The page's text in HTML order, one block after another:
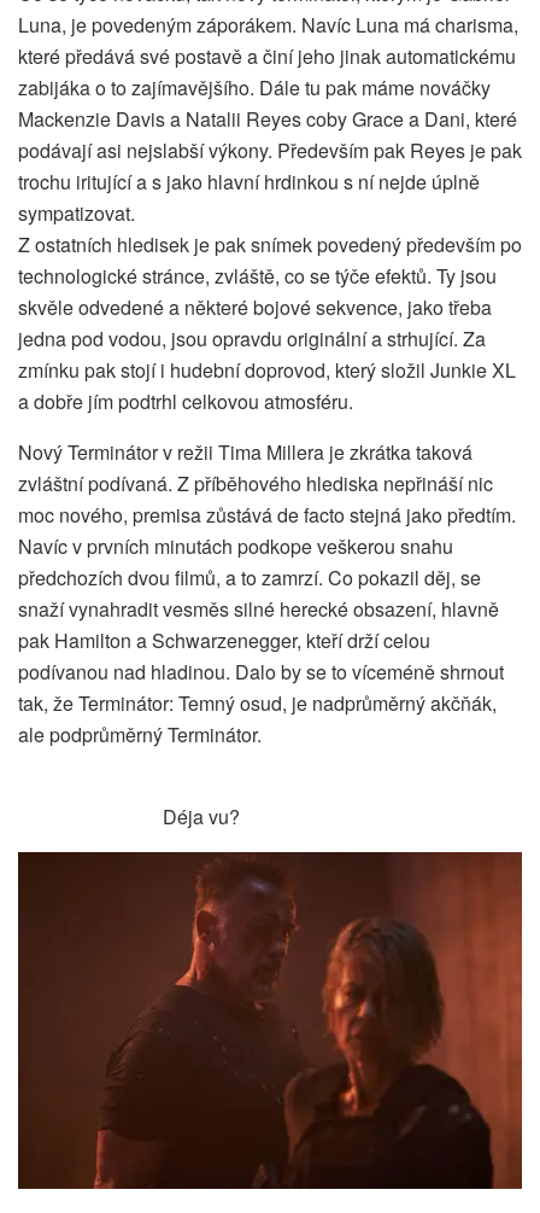
Luna, je povedeným záporákem. Navíc Luna má charisma,
které předává své postavě a činí jeho jinak automatickému
zabijáka o to zajímavějšího. Dále tu pak máme nováčky
Mackenzie Davis a Natalii Reyes coby Grace a Dani, které
podávají asi nejslabší výkony. Především pak Reyes je pak
trochu iritující a s jako hlavní hrdinkou s ní nejde úplně
sympatizovat.
Z ostatních hledisek je pak snímek povedený především po
technologické stránce, zvláště, co se týče efektů. Ty jsou
skvěle odvedené a některé bojové sekvence, jako třeba
jedna pod vodou, jsou opravdu originální a strhující. Za
zmínku pak stojí i hudební doprovod, který složil Junkie XL
a dobře jím podtrhl celkovou atmosféru.
Nový Terminátor v režii Tima Millera je zkrátka taková
zvláštní podívaná. Z příběhového hlediska nepřináší nic
moc nového, premisa zůstává de facto stejná jako předtím.
Navíc v prvních minutách podkope veškerou snahu
předchozích dvou filmů, a to zamrzí. Co pokazil děj, se
snaží vynahradit vesměs silné herecké obsazení, hlavně
pak Hamilton a Schwarzenegger, kteří drží celou
podívanou nad hladinou. Dalo by se to víceméně shrnout
tak, že Terminátor: Temný osud, je nadprůměrný akčňák,
ale podprůměrný Terminátor.
Déja vu?